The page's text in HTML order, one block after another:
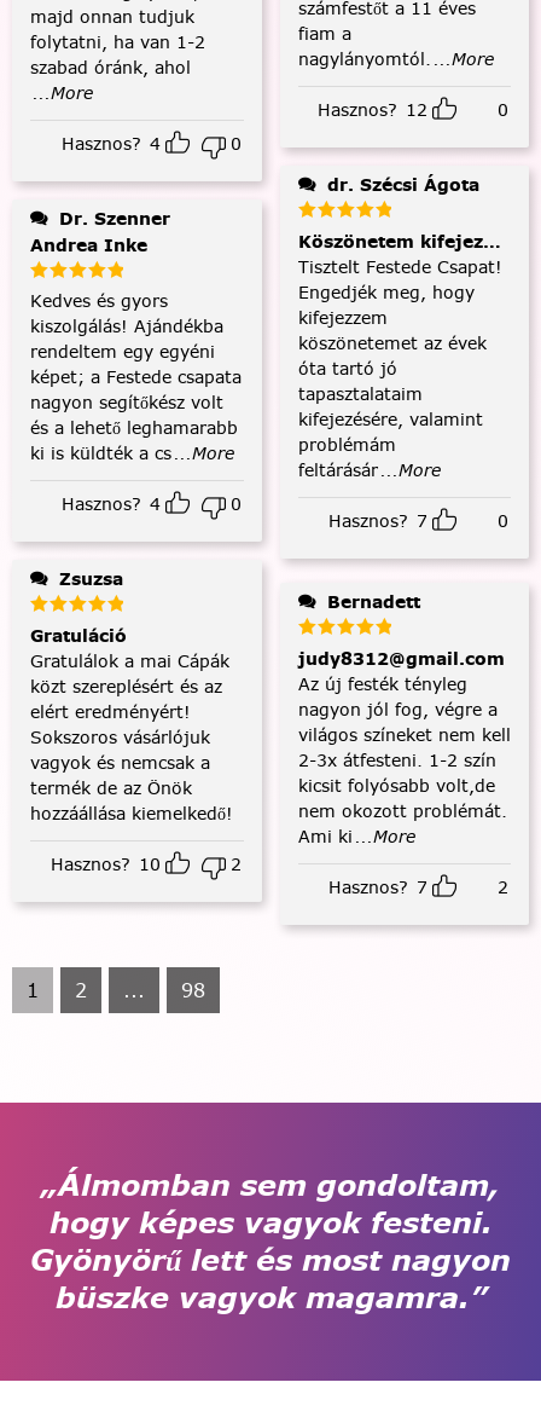
majd onnan tudjuk
folytatni, ha van 1-2
szabad óránk, ahol
...More
Hasznos? 4 0
Andrea Inke
Kedves és gyors
kiszolgálás! Ajándékba
rendeltem egy egyéni
képet; a Festede csapata
nagyon segítőkész volt
és a lehető leghamarabb
ki is küldték a cs...More
Hasznos? 4 0
Zsuzsa
Gratuláció
Gratulálok a mai Cápák
közt szereplésért és az
elért eredményért!
Sokszoros vásárlójuk
vagyok és nemcsak a
termék de az Önök
hozzáállása kiemelkedő!
Hasznos? 10 2
számfestőt a 11 éves
fiam a
nagylányomtól. ...More
Hasznos? 12 0
dr. Szécsi Ágota
Köszönetem kifejezése
Tisztelt Festede Csapat!
Engedjék meg, hogy
kifejezzem
köszönetemet az évek
óta tartó jó
tapasztalataim
kifejezésére, valamint
problémám
feltárásár...More
Hasznos? 7 0
Bernadett
judy8312@gmail.com
Az új festék tényleg
nagyon jól fog, végre a
világos színeket nem kell
2-3x átfesteni. 1-2 szín
kicsit folyósabb volt,de
nem okozott problémát.
Ami ki ...More
Hasznos? 7 2
1 2 ... 98
„Álmomban sem gondoltam,
hogy képes vagyok festeni.
Gyönyörű lett és most nagyon
büszke vagyok magamra.”